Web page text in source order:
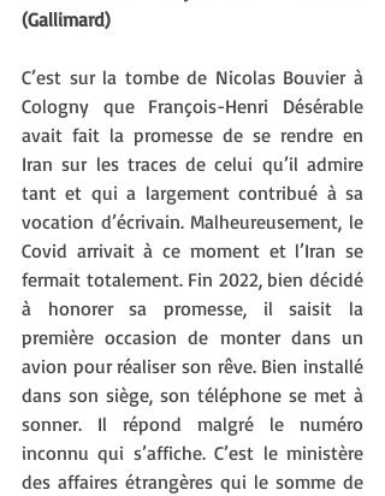
(Gallimard)
C’est sur la tombe de Nicolas Bouvier à
Cologny que François-Henri Désérable
avait fait la promesse de se rendre en
Iran sur les traces de celui qu’il admire
tant et qui a largement contribué à sa
vocation d’écrivain. Malheureusement, le
Covid arrivait à ce moment et l’Iran se
fermait totalement. Fin 2022, bien décidé
à honorer sa promesse, il saisit la
première occasion de monter dans un
avion pour réaliser son rêve. Bien installé
dans son siège, son téléphone se met à
sonner. Il répond malgré le numéro
inconnu qui s’affiche. C’est le ministère
des affaires étrangères qui le somme de